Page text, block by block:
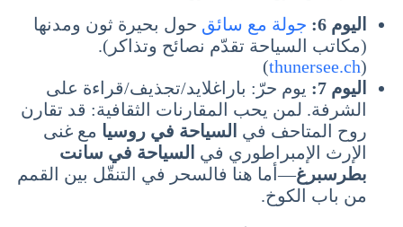
اليوم 6: جولة مع سائق حول بحيرة ثون ومدنها
(مكاتب السياحة تقدّم نصائح وتذاكر).
(
thunersee.ch
)
اليوم 7:
يوم حرّ: باراغلايد/تجذيف/قراءة على
الشرفة. لمن يحب المقارنات الثقافية: قد تقارن
روح المتاحف في السياحة في روسيا مع غنى
الإرث الإمبراطوري في السياحة في سانت
بطرسبرغ—أما هنا فالسحر في التنقّل بين القمم
من باب الكوخ.